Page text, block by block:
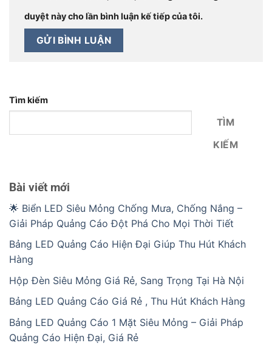
duyệt này cho lần bình luận kế tiếp của tôi.
Tìm kiếm
TÌM
KIẾM
Bài viết mới
🌟 Biển LED Siêu Mỏng Chống Mưa, Chống Nắng –
Giải Pháp Quảng Cáo Đột Phá Cho Mọi Thời Tiết
Bảng LED Quảng Cáo Hiện Đại Giúp Thu Hút Khách
Hàng
Hộp Đèn Siêu Mỏng Giá Rẻ, Sang Trọng Tại Hà Nội
Bảng LED Quảng Cáo Giá Rẻ , Thu Hút Khách Hàng
Bảng LED Quảng Cáo 1 Mặt Siêu Mỏng – Giải Pháp
Quảng Cáo Hiện Đại, Giá Rẻ